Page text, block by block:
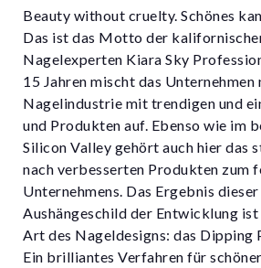
Beauty without cruelty. Schönes
Das ist das Motto der
Nagelexperten Kiara Sky
15 Jahren mischt das Unternehmen
Nagelindustrie mit trendigen und
und Produkten auf. Ebenso wie im
Silicon Valley gehört auch hier das
nach verbesserten Produkten zum
Unternehmens. Das Ergebnis
Aushängeschild der Entwicklung
Art des Nageldesigns: das Dipping
Ein brilliantes Verfahren für